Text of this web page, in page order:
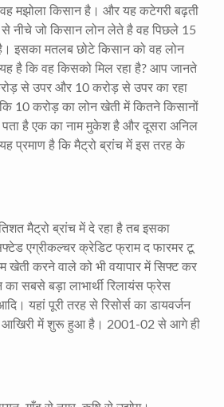
मझोला किसान है। और यह कटेगरी बढ़ती
नीचे जो किसान लोन लेते है वह पिछले 15
इसका मतलब छोटे किसान को वह लोन
है कि वह किसको मिल रहा है? आप जानते
से उपर और 10 करोड़ से उपर का रहा
10 करोड़ का लोन खेती में कितने किसानों
पता है एक का नाम मुकेश है और दूसरा अनिल
प्रमाण है कि मैट्रो ब्रांच में इस तरह के
मैट्रो ब्रांच में दे रहा है तब इसका
एग्रीकल्चर क्रेडिट फ्राम द फारमर टू
खेती करने वाले को भी वयापार में सिफ्ट कर
सबसे बड़ा लाभार्थी रिलायंस फ्रेस
यहां पूरी तरह से रिसोर्स का डायवर्जन
में शुरू हुआ है। 2001-02 से आगे ही